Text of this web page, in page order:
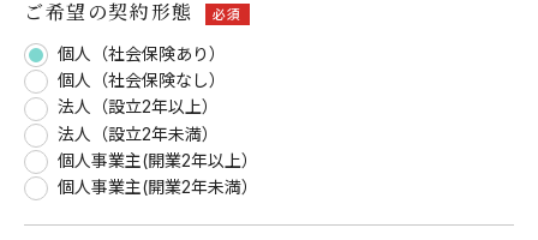
ご希望の契約形態 必須
個人（社会保険あり）
個人（社会保険なし）
法人（設立2年以上）
法人（設立2年未満）
個人事業主(開業2年以上）
個人事業主(開業2年未満）